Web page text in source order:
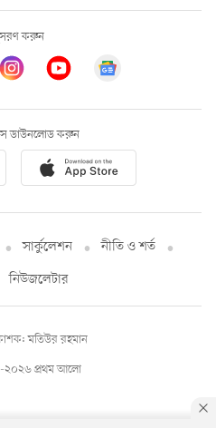
করুন
ডাউনলোড করুন
সার্কুলেশন
নীতি ও শর্ত
নিউজলেটার
২০২৬ প্রথম আলো
মতিউর রহমান